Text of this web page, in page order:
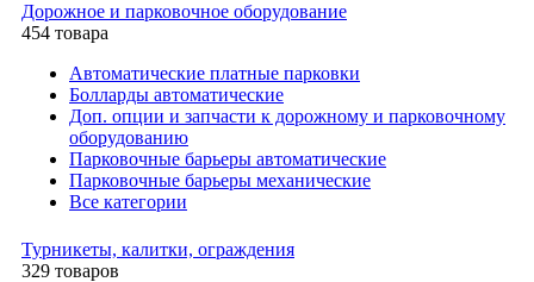
Дорожное и парковочное оборудование
454 товара
Автоматические платные парковки
Болларды автоматические
Доп. опции и запчасти к дорожному и парковочному
оборудованию
Парковочные барьеры автоматические
Парковочные барьеры механические
Все категории
Турникеты, калитки, ограждения
329 товаров